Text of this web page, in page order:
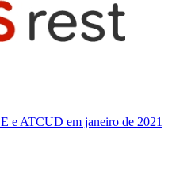
e ATCUD em janeiro de 2021